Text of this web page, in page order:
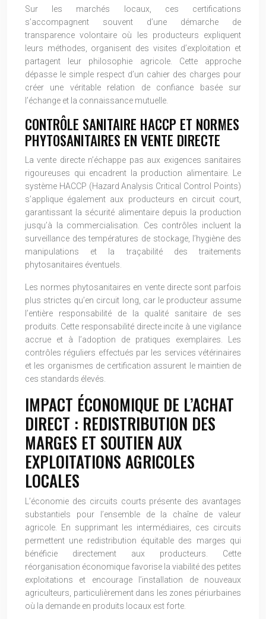
Sur les marchés locaux, ces certifications
s’accompagnent souvent d’une démarche de
transparence volontaire où les producteurs expliquent
leurs méthodes, organisent des visites d’exploitation et
partagent leur philosophie agricole. Cette approche
dépasse le simple respect d’un cahier des charges pour
créer une véritable relation de confiance basée sur
l’échange et la connaissance mutuelle.
CONTRÔLE SANITAIRE HACCP ET NORMES
PHYTOSANITAIRES EN VENTE DIRECTE
La vente directe n’échappe pas aux exigences sanitaires
rigoureuses qui encadrent la production alimentaire. Le
système HACCP (Hazard Analysis Critical Control Points)
s’applique également aux producteurs en circuit court,
garantissant la sécurité alimentaire depuis la production
jusqu’à la commercialisation. Ces contrôles incluent la
surveillance des températures de stockage, l’hygiène des
manipulations et la traçabilité des traitements
phytosanitaires éventuels.
Les normes phytosanitaires en vente directe sont parfois
plus strictes qu’en circuit long, car le producteur assume
l’entière responsabilité de la qualité sanitaire de ses
produits. Cette responsabilité directe incite à une vigilance
accrue et à l’adoption de pratiques exemplaires. Les
contrôles réguliers effectués par les services vétérinaires
et les organismes de certification assurent le maintien de
ces standards élevés.
IMPACT ÉCONOMIQUE DE L’ACHAT
DIRECT : REDISTRIBUTION DES
MARGES ET SOUTIEN AUX
EXPLOITATIONS AGRICOLES
LOCALES
L’économie des circuits courts présente des avantages
substantiels pour l’ensemble de la chaîne de valeur
agricole. En supprimant les intermédiaires, ces circuits
permettent une redistribution équitable des marges qui
bénéficie directement aux producteurs. Cette
réorganisation économique favorise la viabilité des petites
exploitations et encourage l’installation de nouveaux
agriculteurs, particulièrement dans les zones périurbaines
où la demande en produits locaux est forte.